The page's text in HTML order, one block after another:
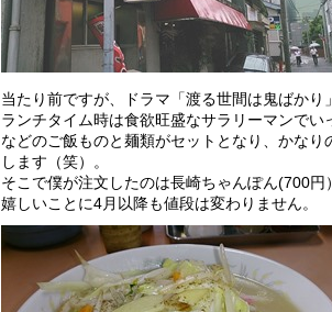
当たり前ですが、ドラマ「渡る世間は鬼ばかり
ランチタイム時は食欲旺盛なサラリーマンで
などのご飯ものと麺類がセットとなり、かな
します（笑）。
そこで僕が注文したのは長崎ちゃんぽん(700円
嬉しいことに4月以降も値段は変わりません。